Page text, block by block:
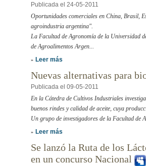
Publicada el 24-05-2011
Oportunidades comerciales en China, Brasil,
agroindustria argentina".
La Facultad de Agronomía de la Universidad
de Agroalimentos Argen...
» Leer más
Nuevas alternativas para
Publicada el 09-05-2011
En la Cátedra de Cultivos Industriales
buenos rindes y calidad de aceite, cuya
Un grupo de investigadores de la Facultad de
» Leer más
Se lanzó la Ruta de los
en un concurso Nacional